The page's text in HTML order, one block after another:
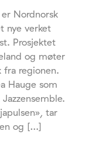
Nordnorsk
nye verket
Prosjektet
og møter
fra regionen.
Hauge som
tar
og […]